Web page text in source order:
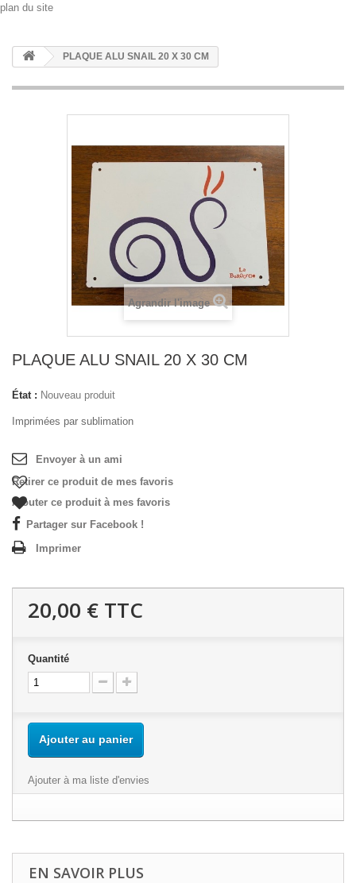
plan du site
PLAQUE ALU SNAIL 20 X 30 CM
Agrandir l'image
PLAQUE ALU SNAIL 20 X 30 CM
État : Nouveau produit
Imprimées par sublimation
Envoyer à un ami
Retirer ce produit de mes favoris
Ajouter ce produit à mes favoris
Partager sur Facebook !
Imprimer
20,00 € TTC
Quantité
Ajouter au panier
Ajouter à ma liste d'envies
EN SAVOIR PLUS